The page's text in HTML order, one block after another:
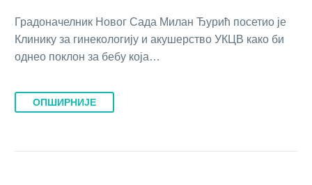
Градоначелник Новог Сада Милан Ђурић посетио је
Клинику за гинекологију и акушерство УКЦВ како би
однео поклон за бебу која…
ОПШИРНИЈЕ